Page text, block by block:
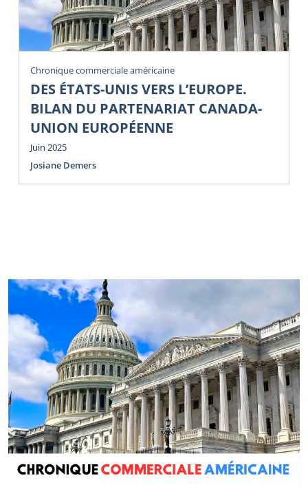
Chronique commerciale américaine
DES ÉTATS-UNIS VERS L’EUROPE.
BILAN DU PARTENARIAT CANADA-
UNION EUROPÉENNE
Juin 2025
Josiane Demers